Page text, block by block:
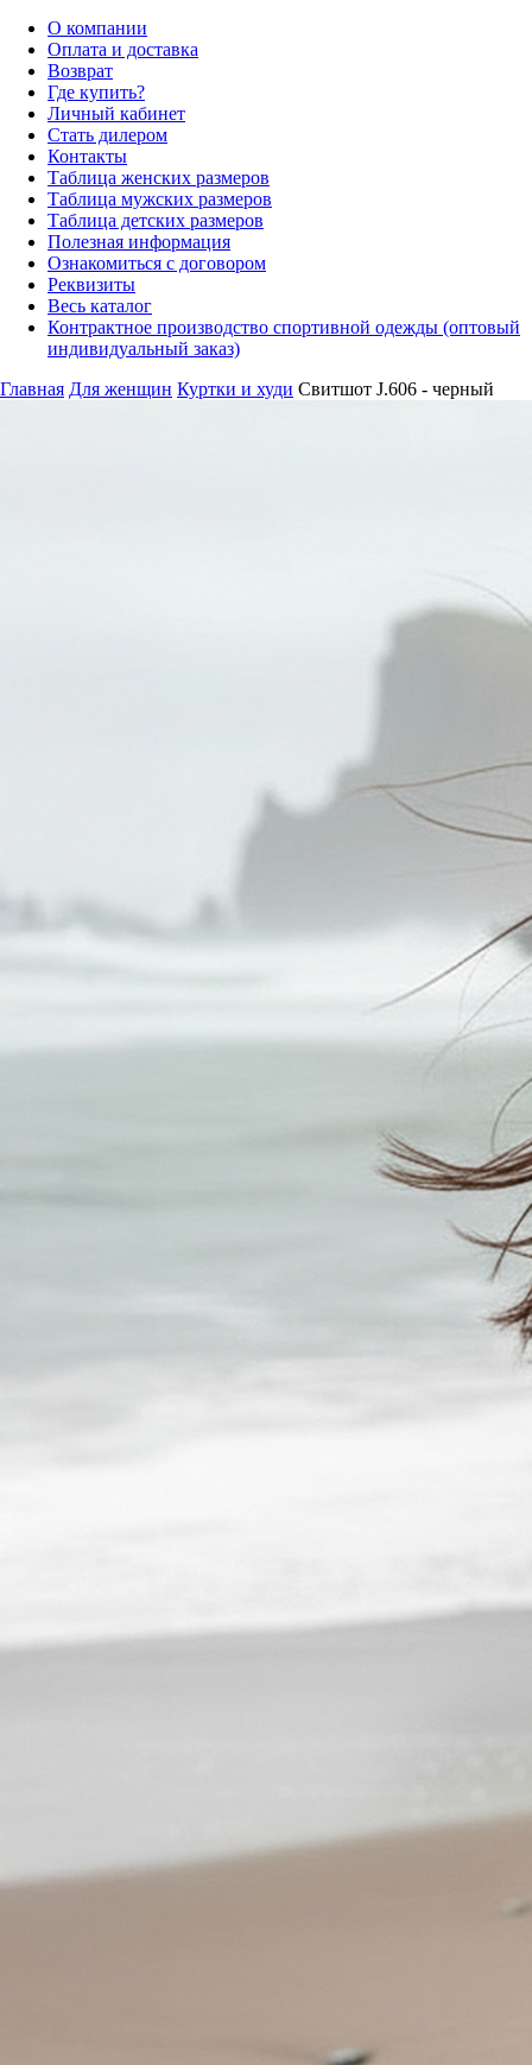
О компании
Оплата и доставка
Возврат
Где купить?
Личный кабинет
Стать дилером
Контакты
Таблица женских размеров
Таблица мужских размеров
Таблица детских размеров
Полезная информация
Ознакомиться с договором
Реквизиты
Весь каталог
Контрактное производство спортивной одежды (оптовый
индивидуальный заказ)
Главная Для женщин Куртки и худи Свитшот J.606 - черный